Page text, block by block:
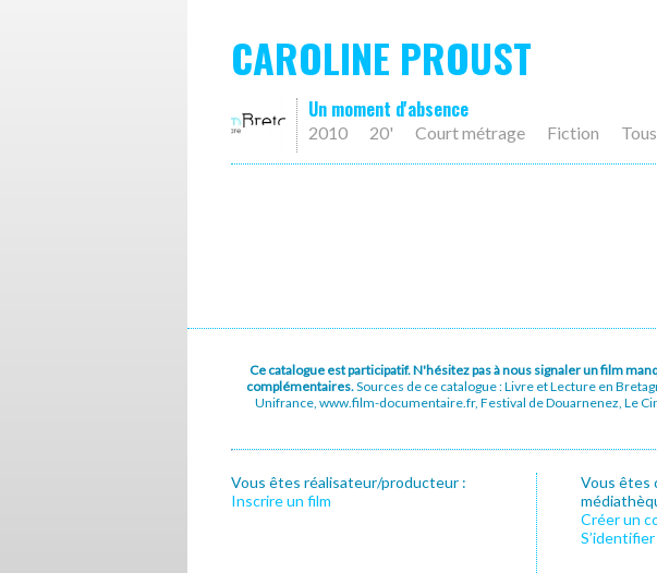
CAROLINE PROUST
Un moment d'absence
2010 20' Court métrage Fiction
Ce catalogue est participatif. N'hésitez pas à nous signaler un film
complémentaires.Sources de ce catalogue : Livre et Lecture en
Unifrance, www.film-documentaire.fr, Festival de Douarnenez, Le
Vous êtes réalisateur/producteur :
Inscrire un film
Vous êtes
Créer un
S’identifier